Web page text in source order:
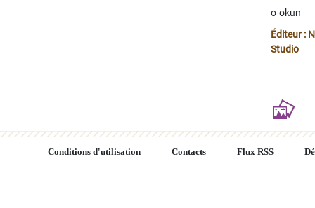
o-okun
Éditeur :
Studio
Conditions d'utilisation Contacts Flux RSS